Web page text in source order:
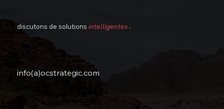
discutons de solutionsintelligentes .
info(a)ocstrategic.com